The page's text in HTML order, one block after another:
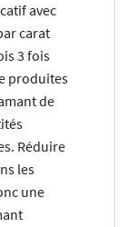
avec
carat
3 fois
produites
de
Réduire
les
une